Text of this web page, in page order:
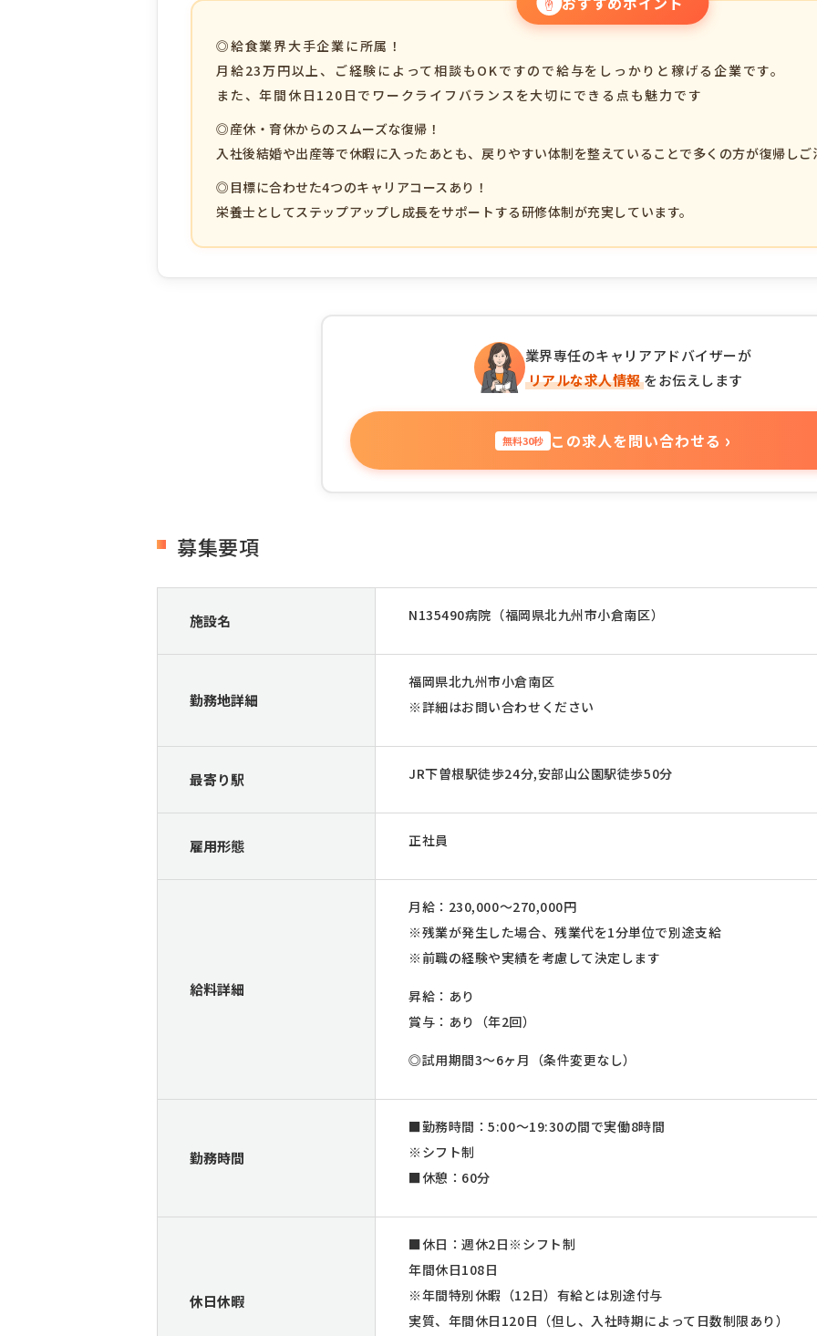
◎給食業界大手企業に所属！
月給23万円以上、ご経験によって相談もOKですので給与をしっかりと稼げる企業です。
また、年間休日120日でワークライフバランスを大切にできる点も魅力です
◎産休・育休からのスムーズな復帰！
入社後結婚や出産等で休暇に入ったあとも、戻りやすい体制を整えていることで多くの方が復帰しご
◎目標に合わせた4つのキャリアコースあり！
栄養士としてステップアップし成長をサポートする研修体制が充実しています。
業界専任のキャリアアドバイザーが
リアルな求人情報をお伝えします
無料30秒 この求人を問い合わせる ›
募集要項
施設名 N135490病院（福岡県北九州市小倉南区）
勤務地詳細
福岡県北九州市小倉南区
※詳細はお問い合わせください
最寄り駅 JR下曽根駅徒歩24分,安部山公園駅徒歩50分
雇用形態 正社員
給料詳細
月給：230,000～270,000円
※残業が発生した場合、残業代を1分単位で別途支給
※前職の経験や実績を考慮して決定します
昇給：あり
賞与：あり（年2回）
◎試用期間3～6ヶ月（条件変更なし）
勤務時間
■勤務時間：5:00～19:30の間で実働8時間
※シフト制
■休憩：60分
休日休暇
■休日：週休2日※シフト制
年間休日108日
※年間特別休暇（12日）有給とは別途付与
実質、年間休日120日（但し、入社時期によって日数制限あり）